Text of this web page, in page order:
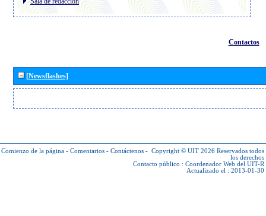
Contactos
[Newsflashes]
Comienzo de la página - Comentarios - Contáctenos - Copyright © UIT 2026 Reservados todos
los derechos
Contacto público : Coordenador Web del UIT-R
Actualizado el : 2013-01-30